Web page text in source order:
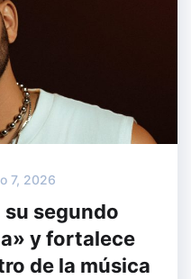
7, 2026
su segundo
y fortalece
de la música